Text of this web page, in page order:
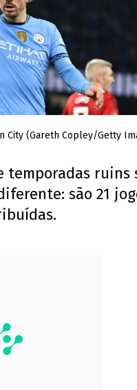
City (Gareth Copley/Getty
temporadas ruins
são 21